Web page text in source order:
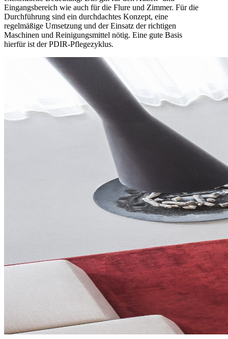
Eingangsbereich wie auch für die Flure und Zimmer. Für die
Durchführung sind ein durchdachtes Konzept, eine
regelmäßige Umsetzung und der Einsatz der richtigen
Maschinen und Reinigungsmittel nötig. Eine gute Basis
hierfür ist der PDIR-Pflegezyklus.